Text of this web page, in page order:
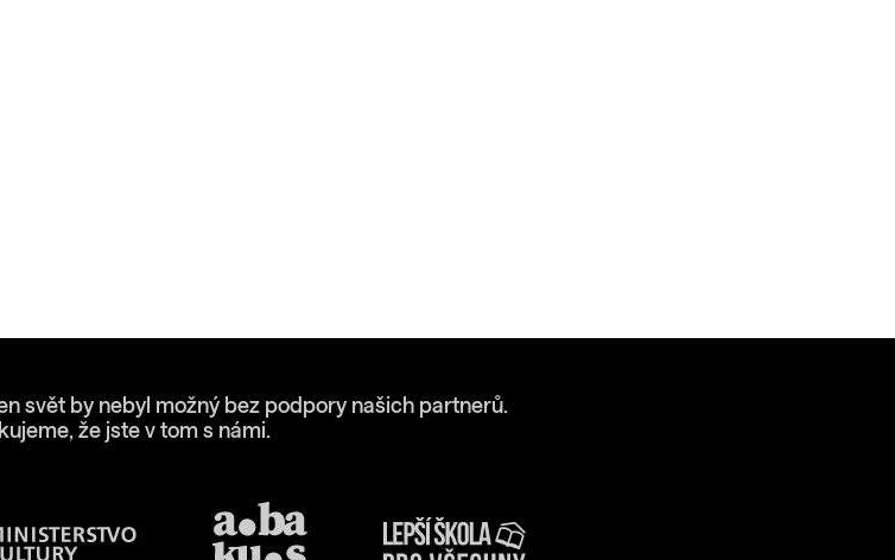
svět by nebyl možný bez podpory našich partnerů.
že jste v tom s námi.